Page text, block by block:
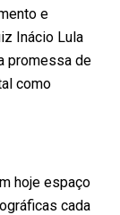
e
Inácio Lula
promessa de
como
hoje espaço
cada